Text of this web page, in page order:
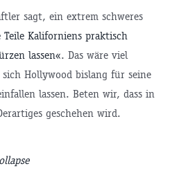
sagt, ein extrem schweres
Teile Kaliforniens praktisch
lassen«. Das wäre viel
sich Hollywood bislang für seine
lassen. Beten wir, dass in
geschehen wird.